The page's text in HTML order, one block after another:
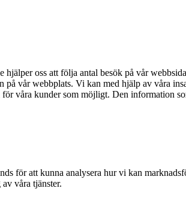
hjälper oss att följa antal besök på vår
på vår webbplats. Vi kan med hjälp av våra
för våra kunder som möjligt. Den information
för att kunna analysera hur vi kan
våra tjänster.